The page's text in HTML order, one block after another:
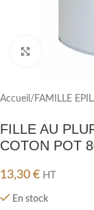
Cliquez pour
Accueil / FAMILLE
FILLE AU
COTON POT
13,30 € HT
En stock